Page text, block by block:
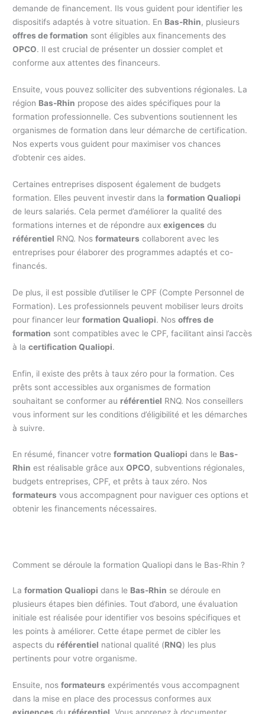
demande de financement. Ils vous guident pour identifier les
dispositifs adaptés à votre situation. En Bas-Rhin, plusieurs
offres de formation sont éligibles aux financements des
OPCO. Il est crucial de présenter un dossier complet et
conforme aux attentes des financeurs.
Ensuite, vous pouvez solliciter des subventions régionales. La
région Bas-Rhin propose des aides spécifiques pour la
formation professionnelle. Ces subventions soutiennent les
organismes de formation dans leur démarche de certification.
Nos experts vous guident pour maximiser vos chances
d’obtenir ces aides.
Certaines entreprises disposent également de budgets
formation. Elles peuvent investir dans laformation Qualiopi
de leurs salariés. Cela permet d’améliorer la qualité des
formations internes et de répondre auxexigences du
référentiel RNQ. Nosformateurs collaborent avec les
entreprises pour élaborer des programmes adaptés et co-
financés.
De plus, il est possible d’utiliser le CPF (Compte Personnel de
Formation). Les professionnels peuvent mobiliser leurs droits
pour financer leurformation Qualiopi. Nosoffres de
formation sont compatibles avec le CPF, facilitant ainsi l’accès
à lacertification Qualiopi.
Enfin, il existe des prêts à taux zéro pour la formation. Ces
prêts sont accessibles aux organismes de formation
souhaitant se conformer au référentiel RNQ. Nos conseillers
vous informent sur les conditions d’éligibilité et les démarches
à suivre.
En résumé, financer votreformation Qualiopi dans le Bas-
Rhin est réalisable grâce auxOPCO, subventions régionales,
budgets entreprises, CPF, et prêts à taux zéro. Nos
formateurs vous accompagnent pour naviguer ces options et
obtenir les financements nécessaires.
Comment se déroule la formation Qualiopi dans le Bas-Rhin ?
Laformation Qualiopi dans le Bas-Rhin se déroule en
plusieurs étapes bien définies. Tout d’abord, une évaluation
initiale est réalisée pour identifier vos besoins spécifiques et
les points à améliorer. Cette étape permet de cibler les
aspects du référentiel national qualité (RNQ) les plus
pertinents pour votre organisme.
Ensuite, nosformateurs expérimentés vous accompagnent
dans la mise en place des processus conformes aux